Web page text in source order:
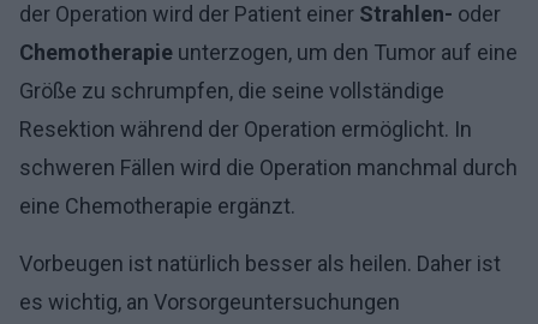
der Operation wird der Patient einer Strahlen- oder
Chemotherapie unterzogen, um den Tumor auf eine
Größe zu schrumpfen, die seine vollständige
Resektion während der Operation ermöglicht. In
schweren Fällen wird die Operation manchmal durch
eine Chemotherapie ergänzt.
Vorbeugen ist natürlich besser als heilen. Daher ist
es wichtig, an Vorsorgeuntersuchungen